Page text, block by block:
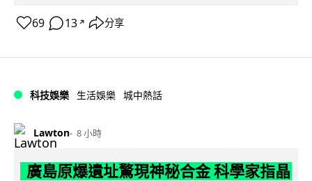
69 13 ↗ 分享
科技娛樂 生活娛樂 城中熱話
Lawton 8 小時
廣島原爆遺址驚現神秘合金 科學家指晶